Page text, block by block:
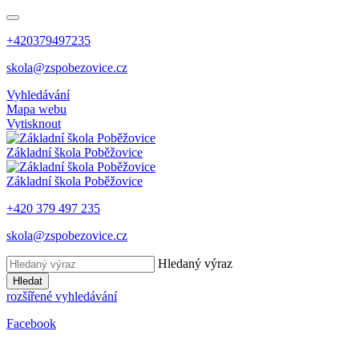
+420379497235
skola@zspobezovice.cz
Vyhledávání
Mapa webu
Vytisknout
Základní škola Poběžovice
Základní škola Poběžovice
+420 379 497 235
skola@zspobezovice.cz
Hledaný výraz
Hledat
rozšířené vyhledávání
Facebook